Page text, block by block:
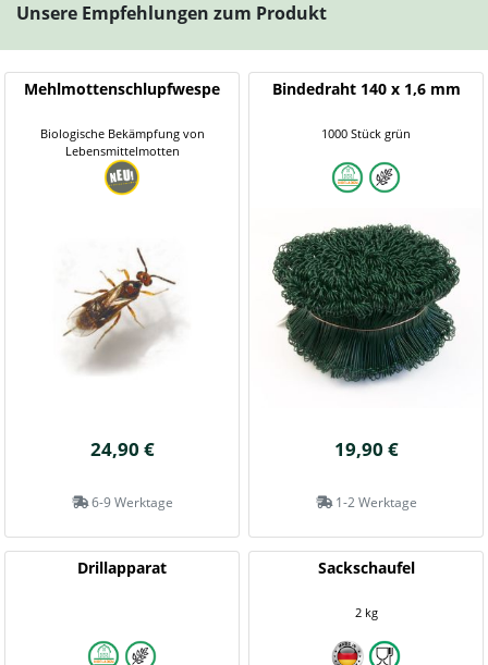
Unsere Empfehlungen zum Produkt
Mehlmottenschlupfwespe
Biologische Bekämpfung von
Lebensmittelmotten
24,90 €
6-9 Werktage
Bindedraht 140 x 1,6 mm
1000 Stück grün
19,90 €
1-2 Werktage
Drillapparat Sackschaufel
2 kg